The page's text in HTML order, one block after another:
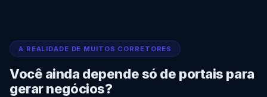
A REALIDADE DE MUITOS CORRETORES
Você ainda depende só de portais para
gerar negócios?